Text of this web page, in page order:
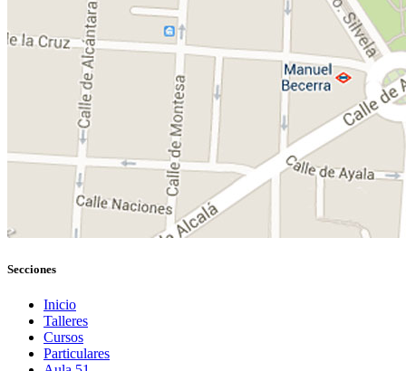
Secciones
Inicio
Talleres
Cursos
Particulares